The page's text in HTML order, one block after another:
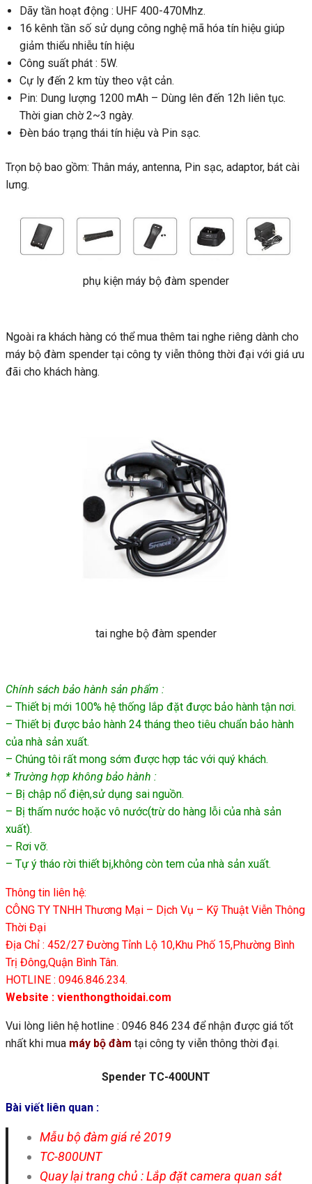
Dãy tần hoạt động : UHF 400-470Mhz.
16 kênh tần số sử dụng công nghệ mã hóa tín hiệu giúp
giảm thiểu nhiễu tín hiệu
Công suất phát : 5W.
Cự ly đến 2 km tùy theo vật cản.
Pin: Dung lượng 1200 mAh – Dùng lên đến 12h liên tục.
Thời gian chờ 2~3 ngày.
Đèn báo trạng thái tín hiệu và Pin sạc.
Trọn bộ bao gồm: Thân máy, antenna, Pin sạc, adaptor, bát cài
lưng.
phụ kiện máy bộ đàm spender
Ngoài ra khách hàng có thể mua thêm tai nghe riêng dành cho
máy bộ đàm spender tại công ty viễn thông thời đại với giá ưu
đãi cho khách hàng.
tai nghe bộ đàm spender
Chính sách bảo hành sản phẩm :
– Thiết bị mới 100% hệ thống lắp đặt được bảo hành tận nơi.
– Thiết bị được bảo hành 24 tháng theo tiêu chuẩn bảo hành
của nhà sản xuất.
– Chúng tôi rất mong sớm được hợp tác với quý khách.
* Trường hợp không bảo hành :
– Bị chập nổ điện,sử dụng sai nguồn.
– Bị thấm nước hoặc vô nước(trừ do hàng lỗi của nhà sản
xuất).
– Rơi vỡ.
– Tự ý tháo rời thiết bị,không còn tem của nhà sản xuất.
Thông tin liên hệ:
CÔNG TY TNHH Thương Mại – Dịch Vụ – Kỹ Thuật Viễn Thông
Thời Đại
Địa Chỉ : 452/27 Đường Tỉnh Lộ 10,Khu Phố 15,Phường Bình
Trị Đông,Quận Bình Tân.
HOTLINE : 0946.846.234.
Website : vienthongthoidai.com
Vui lòng liên hệ hotline : 0946 846 234 để nhận được giá tốt
nhất khi mua máy bộ đàm tại công ty viễn thông thời đại.
Spender TC-400UNT
Bài viết liên quan :
Mẫu bộ đàm giá rẻ 2019
TC-800UNT
Quay lại trang chủ :Lắp đặt camera quan sát